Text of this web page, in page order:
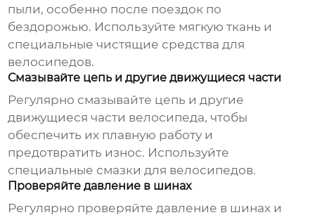
пыли, особенно после поездок по
бездорожью. Используйте мягкую ткань и
специальные чистящие средства для
велосипедов.
Смазывайте цепь и другие движущиеся части
Регулярно смазывайте цепь и другие
движущиеся части велосипеда, чтобы
обеспечить их плавную работу и
предотвратить износ. Используйте
специальные смазки для велосипедов.
Проверяйте давление в шинах
Регулярно проверяйте давление в шинах и